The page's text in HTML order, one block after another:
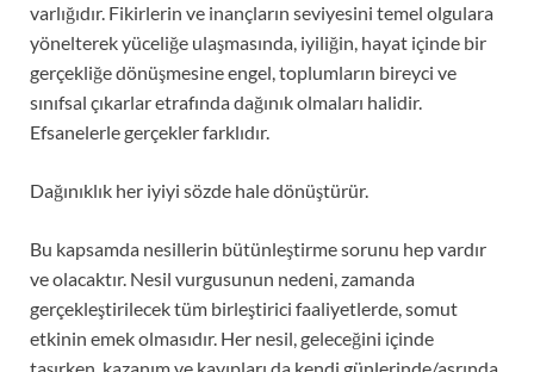
varlığıdır. Fikirlerin ve inançların seviyesini temel olgulara
yönelterek yüceliğe ulaşmasında, iyiliğin, hayat içinde bir
gerçekliğe dönüşmesine engel, toplumların bireyci ve
sınıfsal çıkarlar etrafında dağınık olmaları halidir.
Efsanelerle gerçekler farklıdır.
Dağınıklık her iyiyi sözde hale dönüştürür.
Bu kapsamda nesillerin bütünleştirme sorunu hep vardır
ve olacaktır. Nesil vurgusunun nedeni, zamanda
gerçekleştirilecek tüm birleştirici faaliyetlerde, somut
etkinin emek olmasıdır. Her nesil, geleceğini içinde